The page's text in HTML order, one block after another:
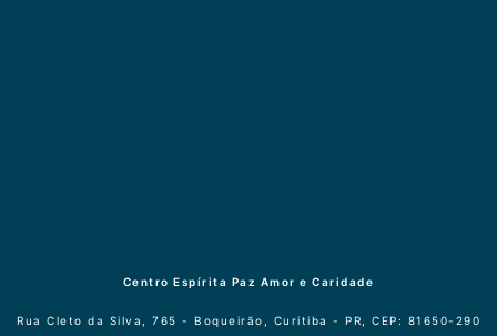
Centro Espírita Paz Amor e Caridade
Rua Cleto da Silva, 765 - Boqueirão, Curitiba - PR, CEP: 81650-290